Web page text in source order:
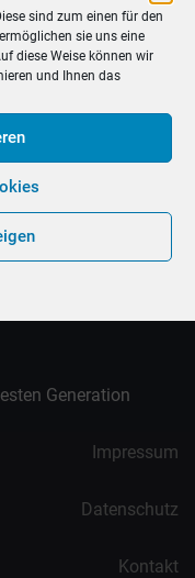
sind zum einen für den
sie uns eine
diese Weise können wir
und Ihnen das
Generation
Impressum
Datenschutz
Kontakt